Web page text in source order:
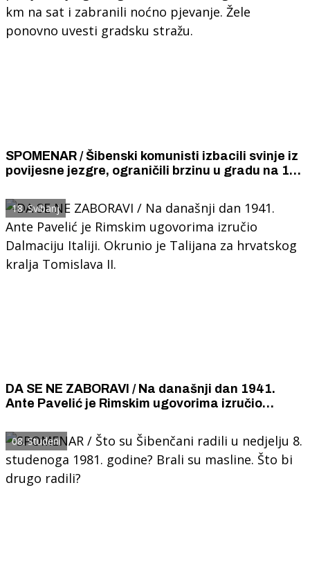
SPOMENAR / Šibenski komunisti izbacili svinje iz
povijesne jezgre, ograničili brzinu u gradu na 10
ponovno uvesti gradsku stražu.
18. Svibanj
DA SE NE ZABORAVI / Na današnji dan 1941.
Ante Pavelić je Rimskim ugovorima izručio
kralja Tomislava II.
08. Studeni